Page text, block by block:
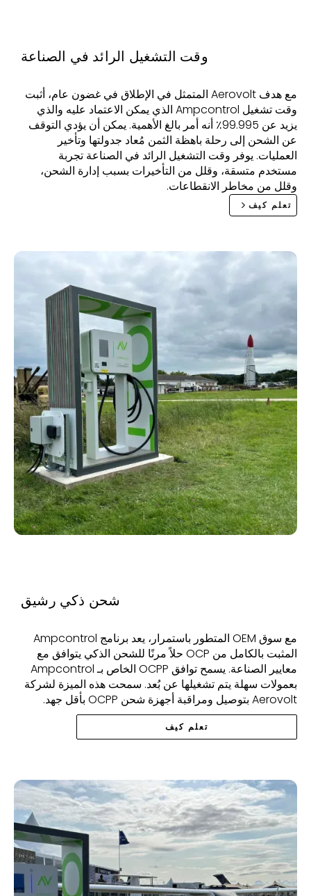
وقت التشغيل الرائد في الصناعة
مع هدف Aerovolt المتمثل في الإطلاق في غضون عام، أثبت
وقت تشغيل Ampcontrol الذي يمكن الاعتماد عليه والذي
يزيد عن 99.995٪ أنه أمر بالغ الأهمية. يمكن أن يؤدي التوقف
عن الشحن إلى رحلة باهظة الثمن مُعاد جدولتها وتأخير
العمليات. يوفر وقت التشغيل الرائد في الصناعة تجربة
مستخدم متسقة، وقلل من التأخيرات بسبب إدارة الشحن،
وقلل من مخاطر الانقطاعات.
تعلم كيف
شحن ذكي رشيق
مع سوق OEM المتطور باستمرار، يعد برنامج Ampcontrol
المثبت بالكامل من OCP حلاً مرنًا للشحن الذكي يتوافق مع
معايير الصناعة. يسمح توافق OCPP الخاص بـ Ampcontrol
بعمولات سهلة يتم تشغيلها عن بُعد. سمحت هذه الميزة لشركة
Aerovolt بتوصيل ومراقبة أجهزة شحن OCPP بأقل جهد.
تعلم كيف